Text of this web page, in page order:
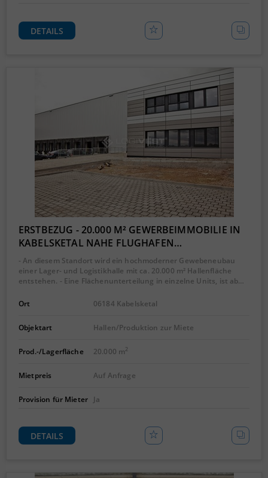
DETAILS
ERSTBEZUG - 20.000 M² GEWERBEIMMOBILIE IN
KABELSKETAL NAHE FLUGHAFEN…
- An diesem Standort wird ein hochmoderner Gewebeneubau
einer Lager- und Logistikhalle mit ca. 20.000 m² Hallenfläche
entstehen. - Eine Flächenunterteilung in einzelne Units, ist ab…
Ort 06184 Kabelsketal
Objektart Hallen/Produktion zur Miete
Prod.-/Lagerfläche 20.000 m2
Mietpreis Auf Anfrage
Provision für Mieter Ja
DETAILS